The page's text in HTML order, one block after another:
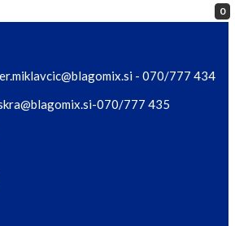
- 070/777 434
070/777 435
0